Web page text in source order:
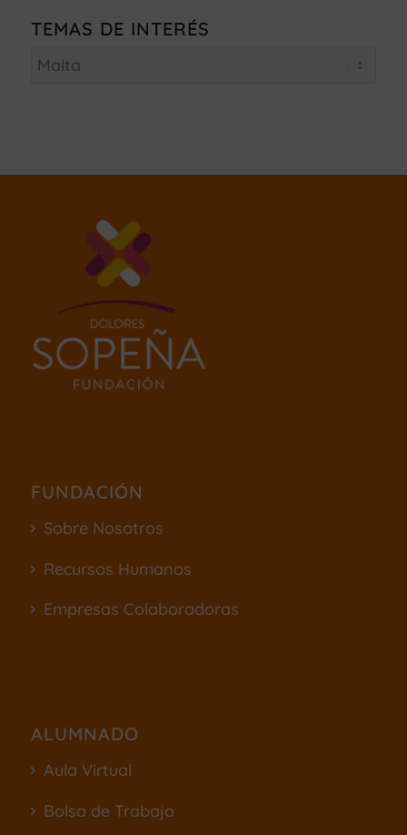
TEMAS DE INTERÉS
FUNDACIÓN
Sobre Nosotros
Recursos Humanos
Empresas Colaboradoras
ALUMNADO
Aula Virtual
Bolsa de Trabajo